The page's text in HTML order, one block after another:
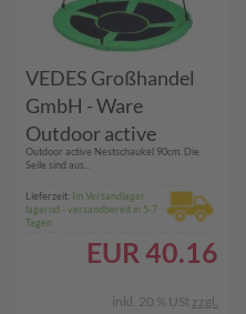
VEDES Großhandel
GmbH - Ware
Outdoor active
Nestschaukel # 90 cm
Outdoor active Nestschaukel 90cm. Die
Seile sind aus...
Lieferzeit: Im Versandlager
lagernd - versandbereit in 5-7
Tagen
EUR 40.16
inkl. 20 % USt zzgl.